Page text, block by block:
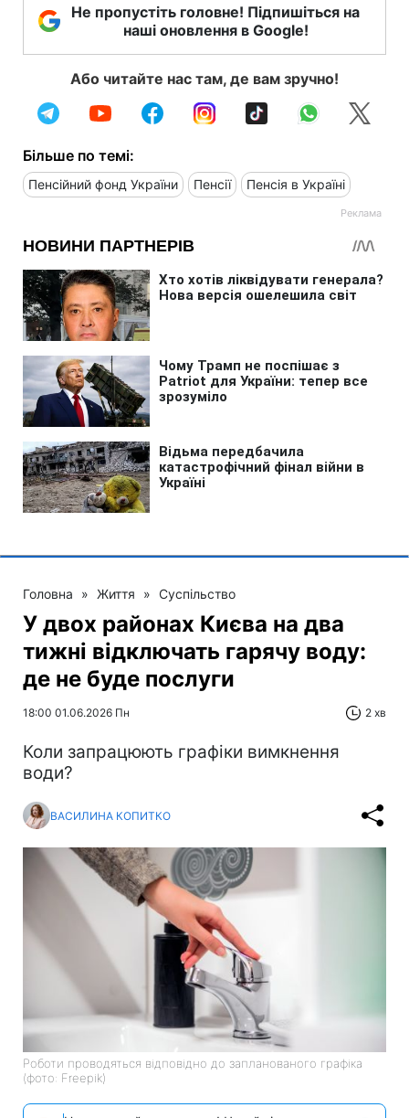
Не пропустіть головне! Підпишіться на
наші оновлення в Google!
Або читайте нас там, де вам зручно!
Більше по темі:
Пенсійний фонд України Пенсії Пенсія в Україні
Головна » Життя » Суспільство
У двох районах Києва на два
тижні відключать гарячу воду:
де не буде послуги
18:00 01.06.2026 Пн 2 хв
Коли запрацюють графіки вимкнення
води?
ВАСИЛИНА КОПИТКО
Роботи проводяться відповідно до запланованого графіка
(фото: Freepik)